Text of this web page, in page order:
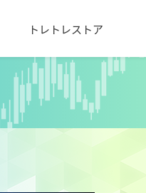
トレトレストア